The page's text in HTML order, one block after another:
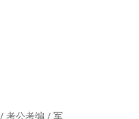
考公考编 / 军